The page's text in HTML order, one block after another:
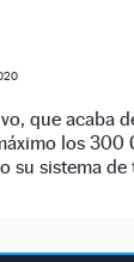
que acaba
los 300
su sistema de